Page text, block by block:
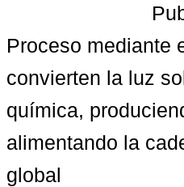
Proceso mediante
convierten la luz
química,
alimentando la
global